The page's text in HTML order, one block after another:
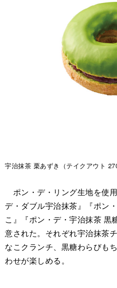
宇治抹茶 栗あずき（テイクアウト
ポン・デ・リング生地を使
デ・ダブル宇治抹茶』『ポン
こ』『ポン・デ・宇治抹茶 黒
意された。それぞれ宇治抹茶
なこクランチ、黒糖わらびも
わせが楽しめる。